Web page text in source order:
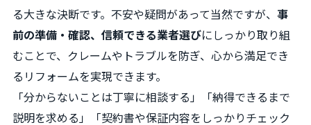
る大きな決断です。不安や疑問があって当然ですが、 事
前の準備・確認、信頼できる業者選びにしっかり取り組
むことで、クレームやトラブルを防ぎ、心から満足でき
るリフォームを実現できます。
「分からないことは丁寧に相談する」「納得できるまで
説明を求める」「契約書や保証内容をしっかりチェック